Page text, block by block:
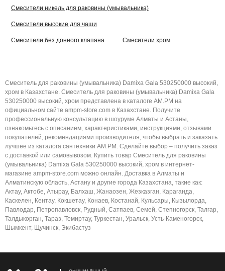
Смесители никель для раковины (умывальника)
Смесители высокие для чаши
Смесители без донного клапана Смесители хром
Смеситель для раковины (умывальника) Damixa Gala 530250000 высокий,
хром в Казахстане. Смеситель для раковины (умывальника) Damixa Gala
530250000 высокий, хром представлена в каталоге AM.PM на
официальном сайте ampm-store.com в Казахстане. Получите
профессиональную консультацию в шоуруме Алматы и Астаны,
ознакомьтесь с описанием, характеристиками, инструкциями, отзывами
покупателей, рекомендациями производителя, чтобы выбрать и заказать
лучшее из каталога сантехники AM.PM. Сделайте выбор – получить заказ
с доставкой или самовывозом. Купить товар Смеситель для раковины
(умывальника) Damixa Gala 530250000 высокий, хром в интернет-
магазине ampm-store.com можно онлайн. Доставка в Алматы и
Алматинскую область, Астану и другие города Казахстана, такие как:
Актау, Актобе, Атырау, Балхаш, Жанаозен, Жезказган, Караганда,
Каскелен, Кентау, Кокшетау, Конаев, Костанай, Кульсары, Кызылорда,
Павлодар, Петропавловск, Рудный, Сатпаев, Семей, Степногорск, Талгар,
Талдыкорган, Тараз, Темиртау, Туркестан, Уральск, Усть-Каменогорск,
Шымкент, Щучинск, Экибастуз